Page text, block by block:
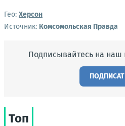
Гео: Херсон
Источник: Комсомольская Правда
Подписывайтесь на наш
Топ